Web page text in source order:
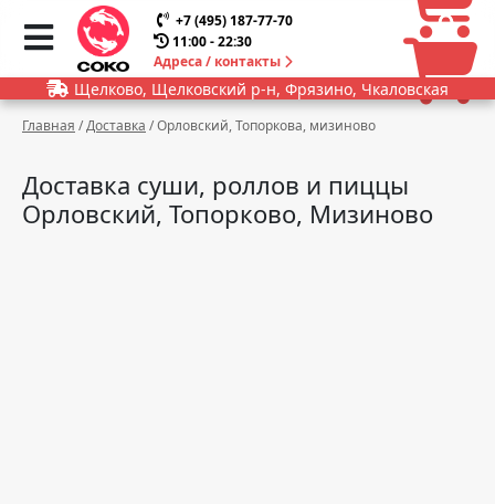
+7 (495) 187-77-70
11:00 - 22:30
Адреса / контакты
0
0
Щелково, Щелковский р-н, Фрязино, Чкаловская
Главная /Доставка /Орловский, Топоркова, мизиново
Доставка суши, роллов и пиццы
Орловский, Топорково, Мизиново